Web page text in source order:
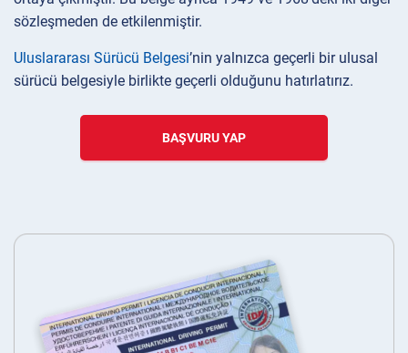
sözleşmeden de etkilenmiştir.
Uluslararası Sürücü Belgesi’nin yalnızca geçerli bir ulusal
sürücü belgesiyle birlikte geçerli olduğunu hatırlatırız.
BAŞVURU YAP